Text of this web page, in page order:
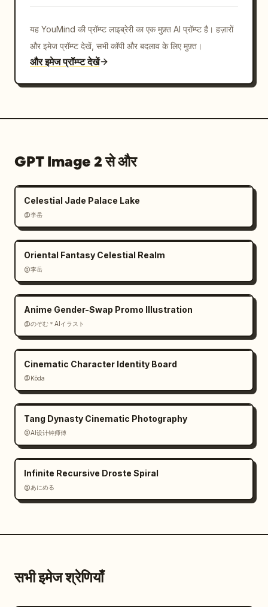
यह YouMind की प्रॉम्प्ट लाइब्रेरी का एक मुफ़्त AI प्रॉम्प्ट है। हज़ारों
और इमेज प्रॉम्प्ट देखें, सभी कॉपी और बदलाव के लिए मुफ़्त।
और इमेज प्रॉम्प्ट देखें
GPT Image 2 से और
Celestial Jade Palace Lake
@李岳
Oriental Fantasy Celestial Realm
@李岳
Anime Gender-Swap Promo Illustration
@のぞむ＊AIイラスト
Cinematic Character Identity Board
@Kōda
Tang Dynasty Cinematic Photography
@AI设计钟师傅
Infinite Recursive Droste Spiral
@あにめる
सभी इमेज श्रेणियाँ